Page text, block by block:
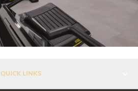
QUICK LINKS